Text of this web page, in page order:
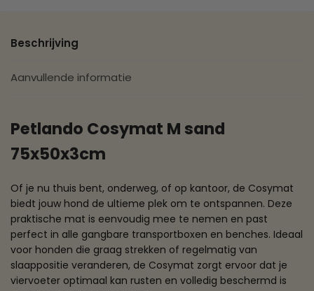
Beschrijving
Aanvullende informatie
Petlando Cosymat M sand
75x50x3cm
Of je nu thuis bent, onderweg, of op kantoor, de Cosymat
biedt jouw hond de ultieme plek om te ontspannen. Deze
praktische mat is eenvoudig mee te nemen en past
perfect in alle gangbare transportboxen en benches. Ideaal
voor honden die graag strekken of regelmatig van
slaappositie veranderen, de Cosymat zorgt ervoor dat je
viervoeter optimaal kan rusten en volledig beschermd is